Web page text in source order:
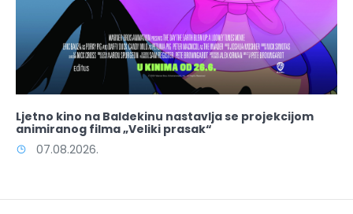
Ljetno kino na Baldekinu nastavlja se projekcijom
animiranog filma „Veliki prasak“
07.08.2026.